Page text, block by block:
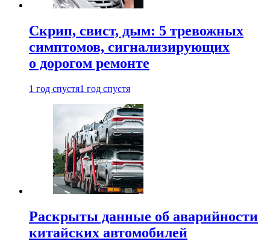
Скрип, свист, дым: 5 тревожных
симптомов, сигнализирующих
о дорогом ремонте
1 год спустя1 год спустя
Раскрыты данные об аварийности
китайских автомобилей